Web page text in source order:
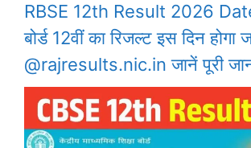
RBSE 12th Result 2026
बोर्ड 12वीं का रिजल्ट इस दिन होगा
@rajresults.nic.in जानें पूरी